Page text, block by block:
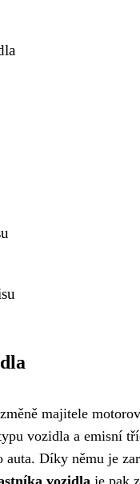
majitele
vozidla a emisní
Díky němu je
vozidla je pak